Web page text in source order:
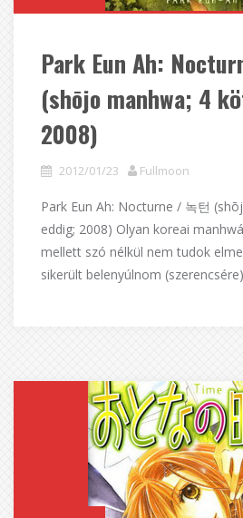
Park Eun Ah:
(shōjo manhwa; 4
2008)
2012/01/23 Fullmoon
Park Eun Ah: Nocturne / 녹턴
eddig; 2008) Olyan koreai
mellett szó nélkül nem tudok
sikerült belenyúlnom